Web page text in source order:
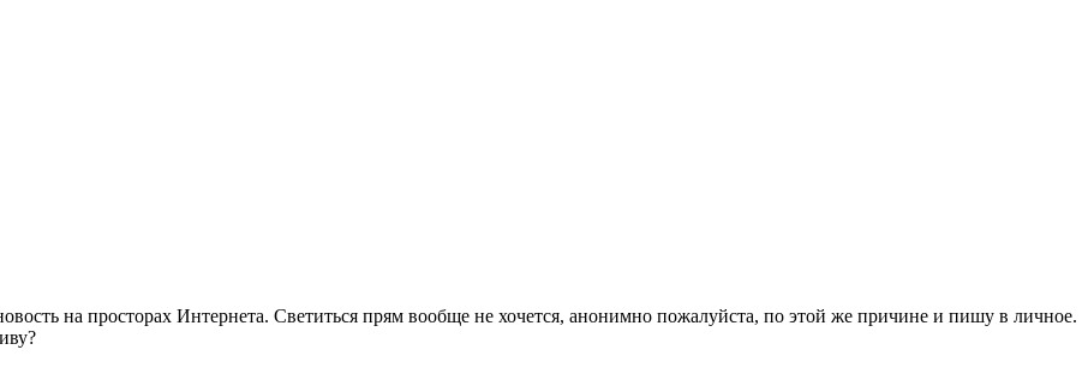
на просторах Интернета. Светиться прям вообще не хочется, анонимно пожалуйста, по этой же причине и пишу в личное.